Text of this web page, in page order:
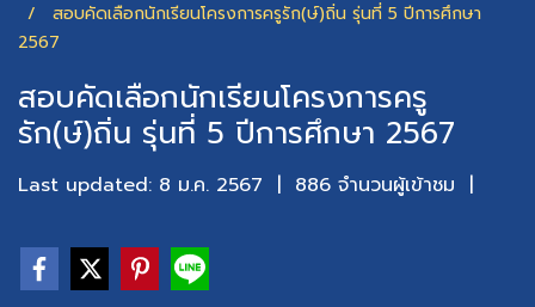
สอบคัดเลือกนักเรียนโครงการครูรัก(ษ์)ถิ่น รุ่นที่ 5 ปีการศึกษา
2567
สอบคัดเลือกนักเรียนโครงการครู
รัก(ษ์)ถิ่น รุ่นที่ 5 ปีการศึกษา 2567
Last updated: 8 ม.ค. 2567 | 886 จำนวนผู้เข้าชม |